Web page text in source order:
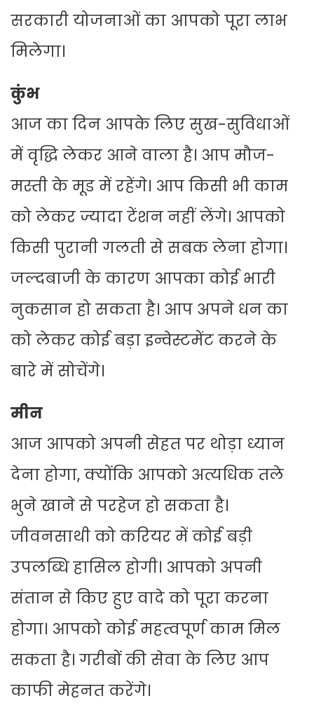
सरकारी योजनाओं का आपको पूरा लाभ
मिलेगा।
कुंभ
आज का दिन आपके लिए सुख-सुविधाओं
में वृद्धि लेकर आने वाला है। आप मौज-
मस्ती के मूड में रहेंगे। आप किसी भी काम
को लेकर ज्यादा टेंशन नहीं लेंगे। आपको
किसी पुरानी गलती से सबक लेना होगा।
जल्दबाजी के कारण आपका कोई भारी
नुकसान हो सकता है। आप अपने धन का
को लेकर कोई बड़ा इन्वेस्टमेंट करने के
बारे में सोचेंगे।
मीन
आज आपको अपनी सेहत पर थोड़ा ध्यान
देना होगा, क्योंकि आपको अत्यधिक तले
भुने खाने से परहेज हो सकता है।
जीवनसाथी को करियर में कोई बड़ी
उपलब्धि हासिल होगी। आपको अपनी
संतान से किए हुए वादे को पूरा करना
होगा। आपको कोई महत्वपूर्ण काम मिल
सकता है। गरीबों की सेवा के लिए आप
काफी मेहनत करेंगे।